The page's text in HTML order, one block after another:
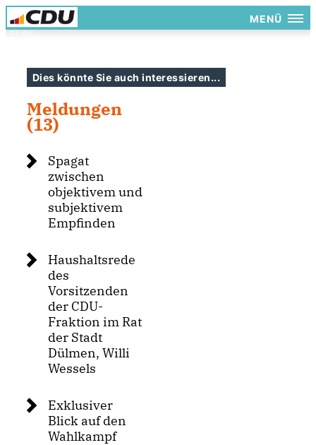
MENÜ
Dies könnte Sie auch interessieren...
Meldungen
(13)
Spagat
zwischen
objektivem und
subjektivem
Empfinden
Haushaltsrede
des
Vorsitzenden
der CDU-
Fraktion im Rat
der Stadt
Dülmen, Willi
Wessels
Exklusiver
Blick auf den
Wahlkampf